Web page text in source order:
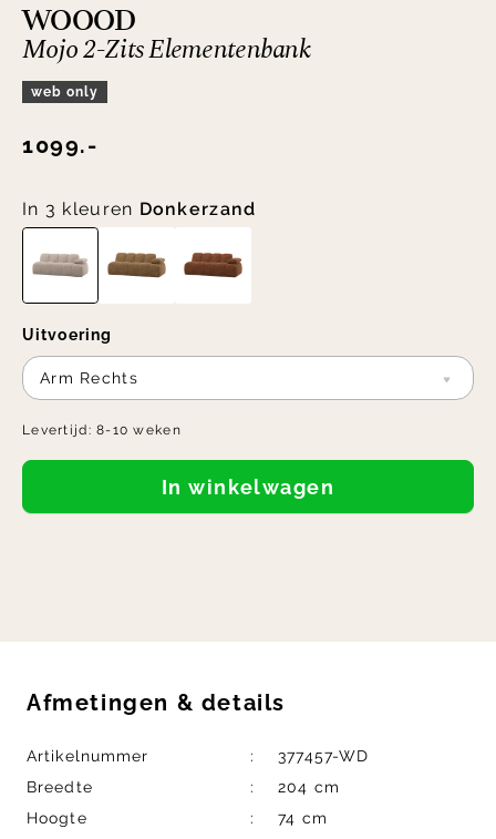
WOOOD
Mojo 2-Zits Elementenbank
web only
1099.-
In 3 kleuren Donkerzand
Uitvoering
Arm Rechts
Levertijd:8-10 weken
In winkelwagen
Afmetingen & details
Artikelnummer
377457-WD
Breedte
204 cm
Hoogte
74 cm